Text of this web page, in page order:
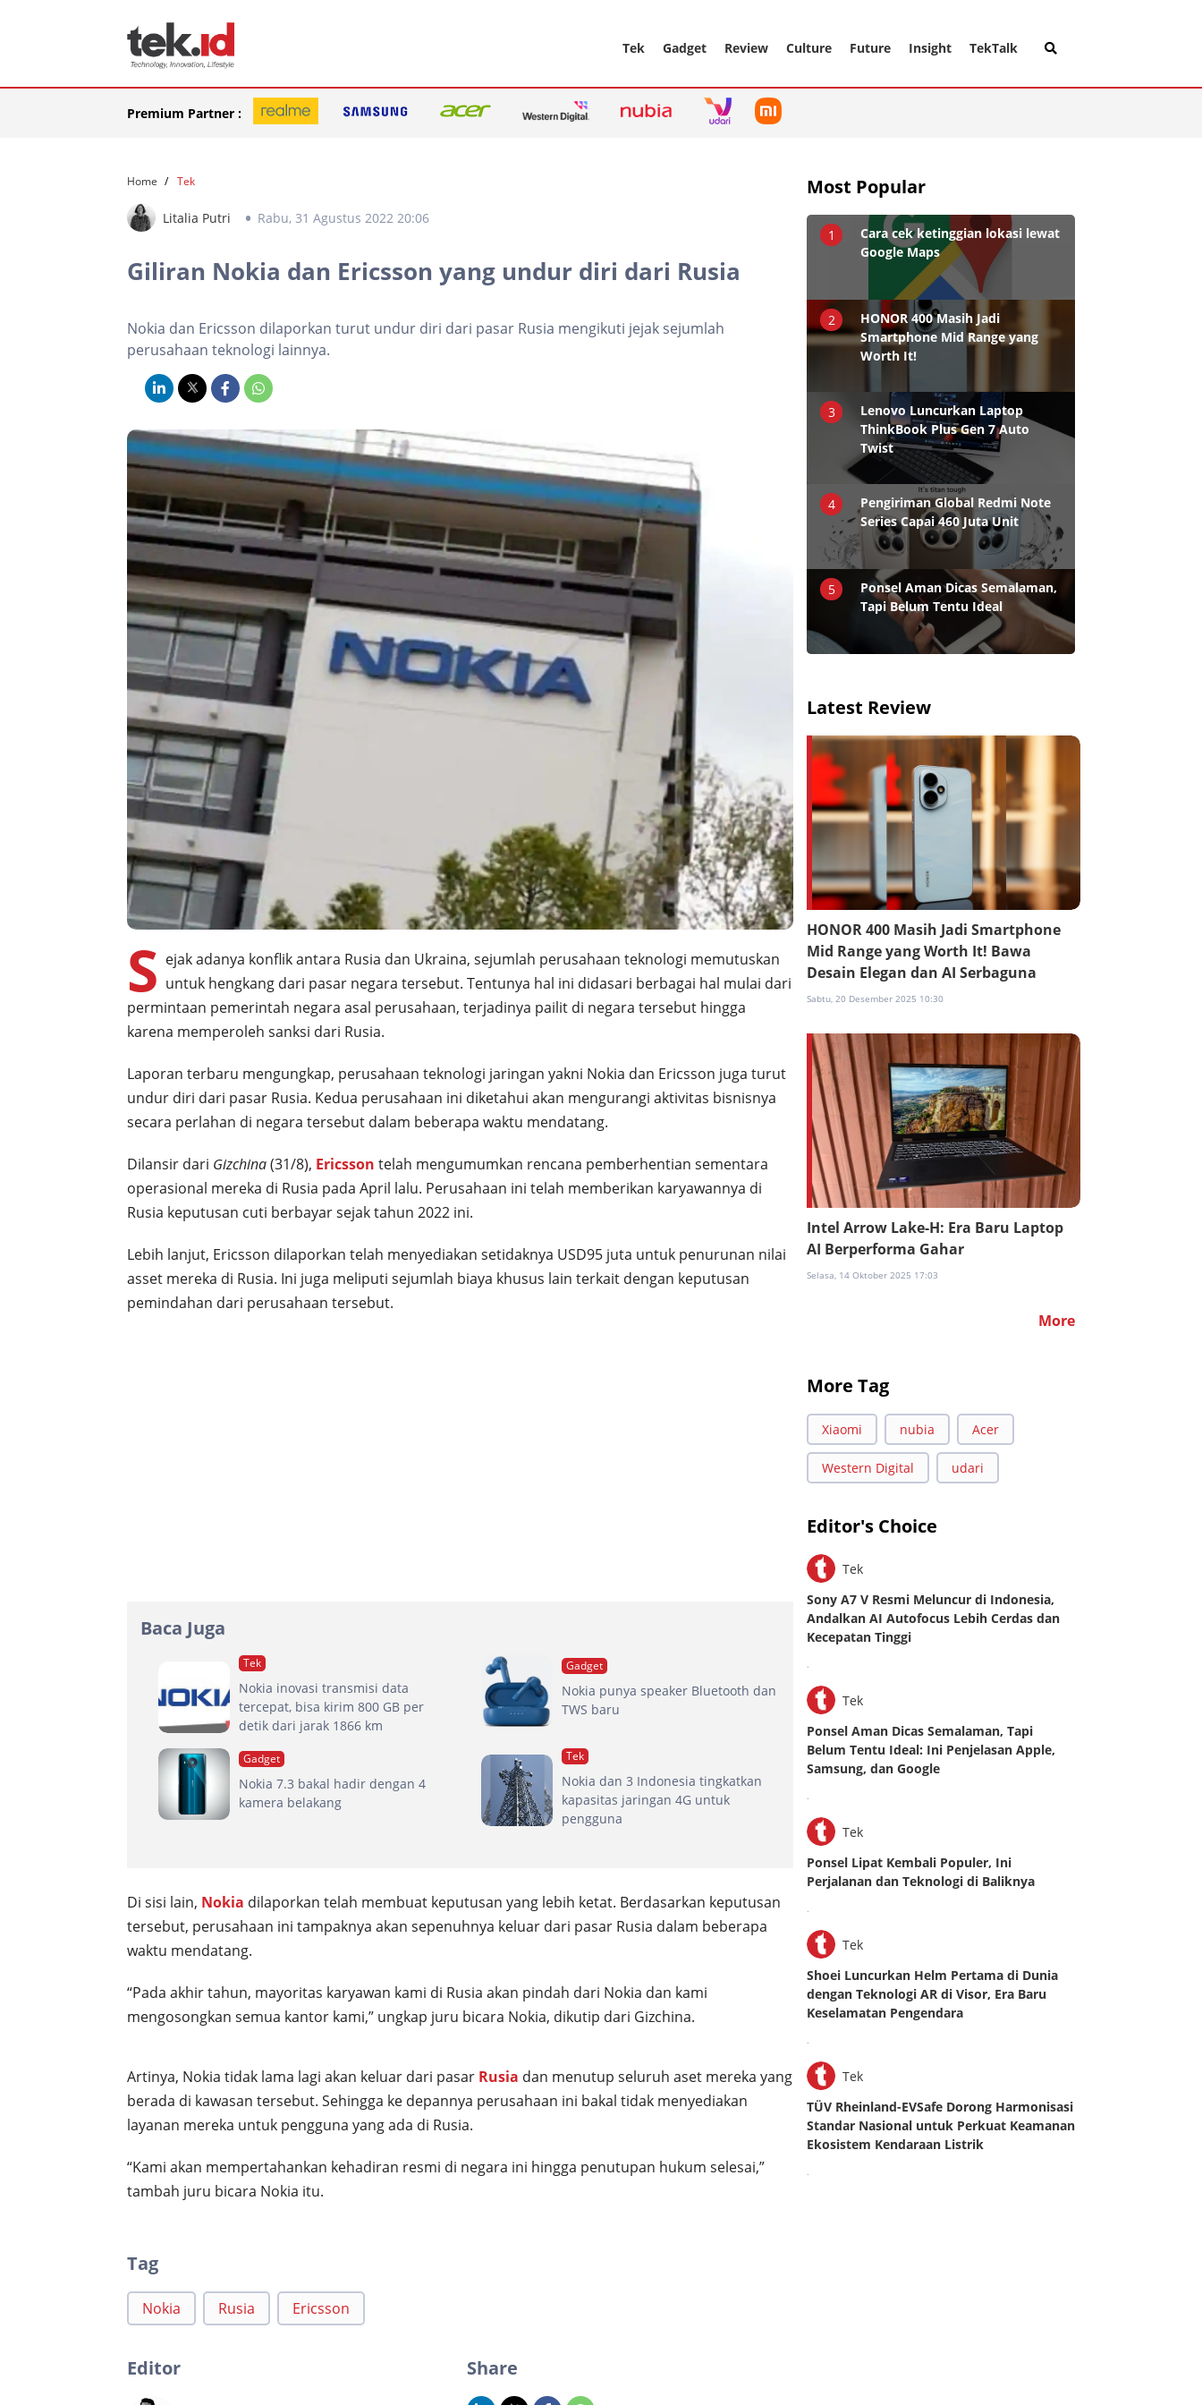
Tek Gadget Review Culture Future Insight TekTalk
Premium Partner :
Home Tek
Litalia Putri Rabu, 31 Agustus 2022 20:06
Giliran Nokia dan Ericsson yang undur diri dari Rusia
Nokia dan Ericsson dilaporkan turut undur diri dari pasar Rusia mengikuti jejak sejumlah
perusahaan teknologi lainnya.
S ejak adanya konflik antara Rusia dan Ukraina, sejumlah perusahaan teknologi memutuskan
untuk hengkang dari pasar negara tersebut. Tentunya hal ini didasari berbagai hal mulai dari
permintaan pemerintah negara asal perusahaan, terjadinya pailit di negara tersebut hingga
karena memperoleh sanksi dari Rusia.
Laporan terbaru mengungkap, perusahaan teknologi jaringan yakni Nokia dan Ericsson juga turut
undur diri dari pasar Rusia. Kedua perusahaan ini diketahui akan mengurangi aktivitas bisnisnya
secara perlahan di negara tersebut dalam beberapa waktu mendatang.
Dilansir dari Gizchina(31/8), Ericsson telah mengumumkan rencana pemberhentian sementara
operasional mereka di Rusia pada April lalu. Perusahaan ini telah memberikan karyawannya di
Rusia keputusan cuti berbayar sejak tahun 2022 ini.
Lebih lanjut, Ericsson dilaporkan telah menyediakan setidaknya USD95 juta untuk penurunan nilai
asset mereka di Rusia. Ini juga meliputi sejumlah biaya khusus lain terkait dengan keputusan
pemindahan dari perusahaan tersebut.
Baca Juga
Tek
Nokia inovasi transmisi data
tercepat, bisa kirim 800 GB per
detik dari jarak 1866 km
Gadget
Nokia punya speaker Bluetooth dan
TWS baru
Gadget
Nokia 7.3 bakal hadir dengan 4
kamera belakang
Tek
Nokia dan 3 Indonesia tingkatkan
kapasitas jaringan 4G untuk
pengguna
Di sisi lain, Nokia dilaporkan telah membuat keputusan yang lebih ketat. Berdasarkan keputusan
tersebut, perusahaan ini tampaknya akan sepenuhnya keluar dari pasar Rusia dalam beberapa
waktu mendatang.
“Pada akhir tahun, mayoritas karyawan kami di Rusia akan pindah dari Nokia dan kami
mengosongkan semua kantor kami,” ungkap juru bicara Nokia, dikutip dari Gizchina.
Artinya, Nokia tidak lama lagi akan keluar dari pasar Rusia dan menutup seluruh aset mereka yang
berada di kawasan tersebut. Sehingga ke depannya perusahaan ini bakal tidak menyediakan
layanan mereka untuk pengguna yang ada di Rusia.
“Kami akan mempertahankan kehadiran resmi di negara ini hingga penutupan hukum selesai,”
tambah juru bicara Nokia itu.
Tag
Nokia Rusia Ericsson
Editor Share
Most Popular
1
Cara cek ketinggian lokasi lewat
Google Maps
2
HONOR 400 Masih Jadi
Smartphone Mid Range yang
Worth It!
3
Lenovo Luncurkan Laptop
ThinkBook Plus Gen 7 Auto
Twist
4
Pengiriman Global Redmi Note
Series Capai 460 Juta Unit
5
Ponsel Aman Dicas Semalaman,
Tapi Belum Tentu Ideal
Latest Review
HONOR 400 Masih Jadi Smartphone
Mid Range yang Worth It! Bawa
Desain Elegan dan AI Serbaguna
Sabtu, 20 Desember 2025 10:30
Intel Arrow Lake-H: Era Baru Laptop
AI Berperforma Gahar
Selasa, 14 Oktober 2025 17:03
More
More Tag
Xiaomi nubia Acer
Western Digital udari
Editor's Choice
Tek
Sony A7 V Resmi Meluncur di Indonesia,
Andalkan AI Autofocus Lebih Cerdas dan
Kecepatan Tinggi
.
Tek
Ponsel Aman Dicas Semalaman, Tapi
Belum Tentu Ideal: Ini Penjelasan Apple,
Samsung, dan Google
.
Tek
Ponsel Lipat Kembali Populer, Ini
Perjalanan dan Teknologi di Baliknya
.
Tek
Shoei Luncurkan Helm Pertama di Dunia
dengan Teknologi AR di Visor, Era Baru
Keselamatan Pengendara
.
Tek
TÜV Rheinland-EVSafe Dorong Harmonisasi
Standar Nasional untuk Perkuat Keamanan
Ekosistem Kendaraan Listrik
.